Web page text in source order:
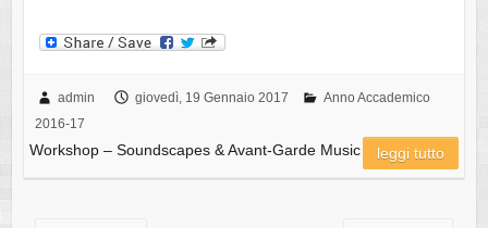
admin giovedì, 19 Gennaio 2017
Anno Accademico
2016-17
Workshop – Soundscapes & Avant-Garde Music leggi tutto